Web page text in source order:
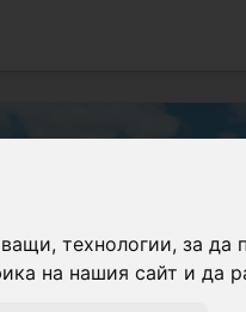
технологии, за
на нашия сайт и да